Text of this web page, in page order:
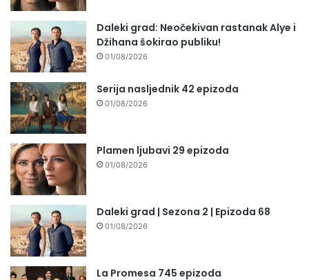
Daleki grad: Neočekivan rastanak Alye i
Džihana šokirao publiku!
01/08/2026
Serija nasljednik 42 epizoda
01/08/2026
Plamen ljubavi 29 epizoda
01/08/2026
Daleki grad | Sezona 2 | Epizoda 68
01/08/2026
La Promesa 745 epizoda